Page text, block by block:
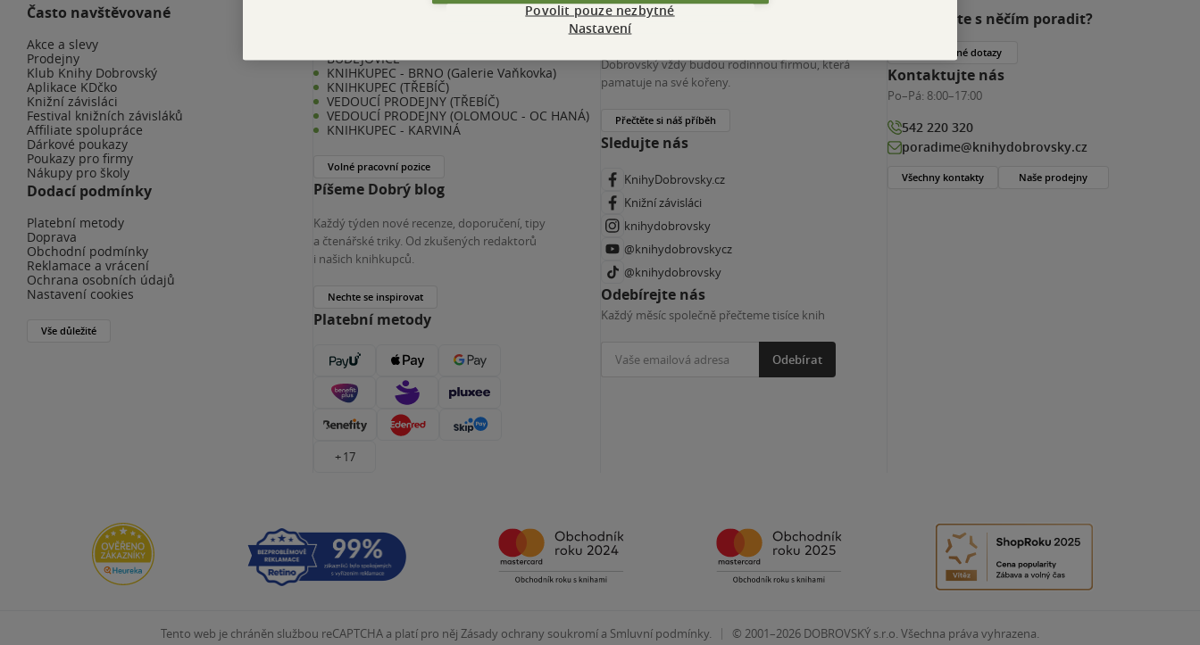
Často navštěvované
Akce a slevy
Prodejny
Klub Knihy Dobrovský
Aplikace KDčko
Knižní závisláci
Festival knižních závisláků
Affiliate spolupráce
Dárkové poukazy
Poukazy pro firmy
Nákupy pro školy
Dodací podmínky
Platební metody
Doprava
Obchodní podmínky
Reklamace a vrácení
Ochrana osobních údajů
Nastavení cookies
Vše důležité
BUDĚJOVICE
KNIHKUPEC - BRNO (Galerie Vaňkovka)
KNIHKUPEC (TŘEBÍČ)
VEDOUCÍ PRODEJNY (TŘEBÍČ)
VEDOUCÍ PRODEJNY (OLOMOUC - OC HANÁ)
KNIHKUPEC - KARVINÁ
Volné pracovní pozice
Píšeme Dobrý blog
Každý týden nové recenze, doporučení, tipy
a čtenářské triky. Od zkušených redaktorů
i našich knihkupců.
Nechte se inspirovat
Platební metody
+ 17
Více o nás
Dobrovský vždy budou rodinnou firmou, která
pamatuje na své kořeny.
Přečtěte si náš příběh
Sledujte nás
KnihyDobrovsky.cz
Knižní závisláci
knihydobrovsky
@knihydobrovskycz
@knihydobrovsky
Odebírejte nás
Každý měsíc společně přečteme tisíce knih
Odebírat
Potřebujete s něčím poradit?
Často kladené dotazy
Kontaktujte nás
Po–Pá: 8:00–17:00
542 220 320
poradime@knihydobrovsky.cz
Všechny kontakty Naše prodejny
Tento web je chráněn službou reCAPTCHA a platí pro něj Zásady ochrany soukromí a Smluvní podmínky. | © 2001–2026 DOBROVSKÝ s.r.o. Všechna práva vyhrazena.
Povolit pouze nezbytné
Nastavení